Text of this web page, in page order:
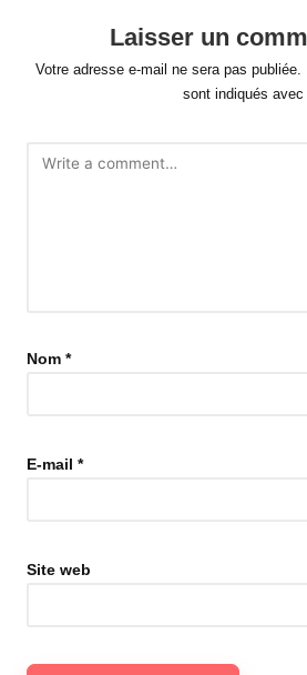
Laisser un
Votre adresse e-mail ne sera pas publiée.
sont indiqués avec
Nom *
E-mail *
Site web